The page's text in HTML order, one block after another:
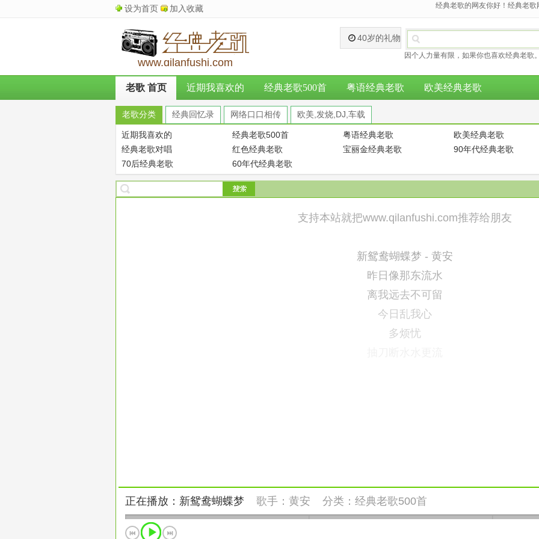
设为首页 加入收藏 经典老歌的网友你好！经典老
www.qilanfushi.com
40岁的礼物
因个人力量有限，如果你也喜欢经典老歌
老歌 首页 近期我喜欢的 经典老歌500首 粤语经典老歌 欧美经典老歌
老歌分类 经典回忆录 网络口口相传 欧美,发烧,DJ,车载
近期我喜欢的 经典老歌500首 粤语经典老歌 欧美经典老歌
经典老歌对唱
红色经典老歌 宝丽金经典老歌 90年代经典老歌
70后经典老歌
60年代经典老歌
支持本站就把www.qilanfushi.com推荐给朋友
新鸳鸯蝴蝶梦 - 黄安
昨日像那东流水
离我远去不可留
今日乱我心
多烦忧
正在播放：新鸳鸯蝴蝶梦 歌手： 黄安 分类： 经典老歌500首